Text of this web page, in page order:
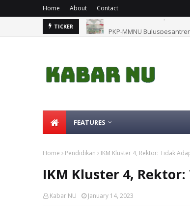
Home About Contact
TICKER
FEATURES
Home Pendidikan IKM Kluster 4, Rektor: Tidak
IKM Kluster 4,
Kabar NU January 14, 2023